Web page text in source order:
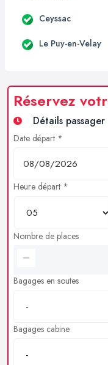
Ceyssac
Le Puy-en-Velay
Réservez
Détails passager
Date départ *
Heure départ *
Nombre de places
Bagages en soutes
Bagages cabine